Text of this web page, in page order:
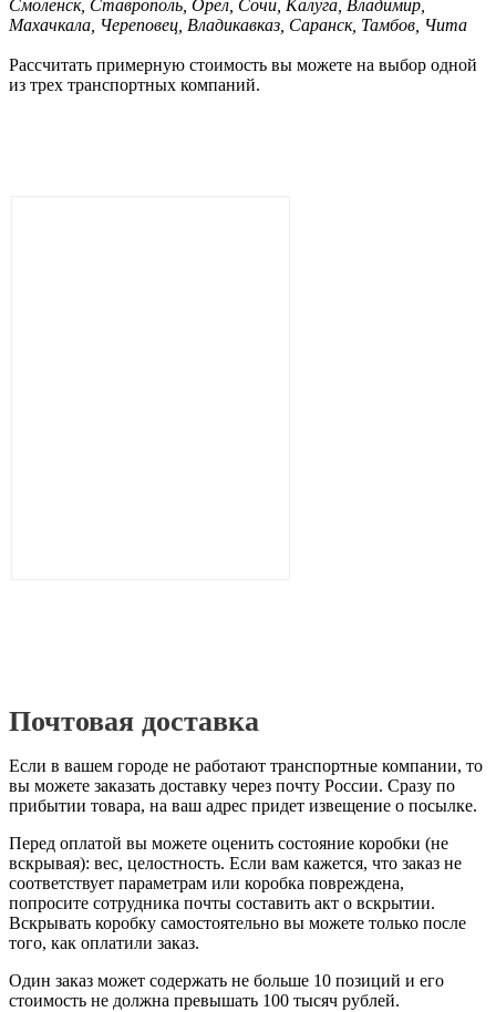
Смоленск, Ставрополь, Орел, Сочи, Калуга, Владимир,
Махачкала, Череповец, Владикавказ, Саранск, Тамбов, Чита
Рассчитать примерную стоимость вы можете на выбор одной
из трех транспортных компаний.
Почтовая доставка
Если в вашем городе не работают транспортные компании, то
вы можете заказать доставку через почту России. Сразу по
прибытии товара, на ваш адрес придет извещение о посылке.
Перед оплатой вы можете оценить состояние коробки (не
вскрывая): вес, целостность. Если вам кажется, что заказ не
соответствует параметрам или коробка повреждена,
попросите сотрудника почты составить акт о вскрытии.
Вскрывать коробку самостоятельно вы можете только после
того, как оплатили заказ.
Один заказ может содержать не больше 10 позиций и его
стоимость не должна превышать 100 тысяч рублей.